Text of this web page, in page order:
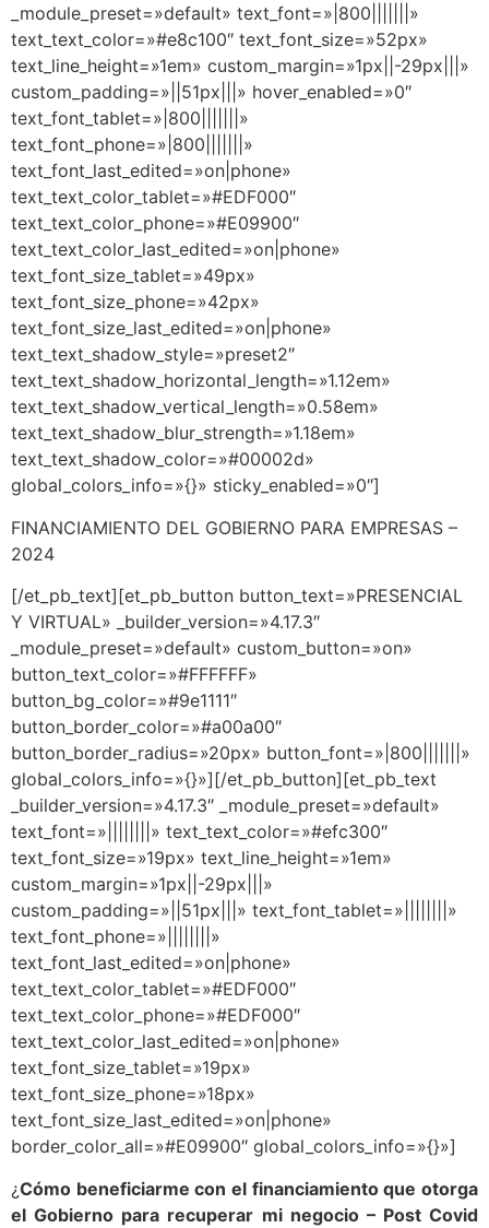
_module_preset=»default» text_font=»|800|||||||»
text_text_color=»#e8c100″ text_font_size=»52px»
text_line_height=»1em» custom_margin=»1px||-29px|||»
custom_padding=»||51px|||» hover_enabled=»0″
text_font_tablet=»|800|||||||»
text_font_phone=»|800|||||||»
text_font_last_edited=»on|phone»
text_text_color_tablet=»#EDF000″
text_text_color_phone=»#E09900″
text_text_color_last_edited=»on|phone»
text_font_size_tablet=»49px»
text_font_size_phone=»42px»
text_font_size_last_edited=»on|phone»
text_text_shadow_style=»preset2″
text_text_shadow_horizontal_length=»1.12em»
text_text_shadow_vertical_length=»0.58em»
text_text_shadow_blur_strength=»1.18em»
text_text_shadow_color=»#00002d»
global_colors_info=»{}» sticky_enabled=»0″]
FINANCIAMIENTO DEL GOBIERNO PARA EMPRESAS –
2024
[/et_pb_text][et_pb_button button_text=»PRESENCIAL
Y VIRTUAL» _builder_version=»4.17.3″
_module_preset=»default» custom_button=»on»
button_text_color=»#FFFFFF»
button_bg_color=»#9e1111″
button_border_color=»#a00a00″
button_border_radius=»20px» button_font=»|800|||||||»
global_colors_info=»{}»][/et_pb_button][et_pb_text
_builder_version=»4.17.3″ _module_preset=»default»
text_font=»||||||||» text_text_color=»#efc300″
text_font_size=»19px» text_line_height=»1em»
custom_margin=»1px||-29px|||»
custom_padding=»||51px|||» text_font_tablet=»||||||||»
text_font_phone=»||||||||»
text_font_last_edited=»on|phone»
text_text_color_tablet=»#EDF000″
text_text_color_phone=»#EDF000″
text_text_color_last_edited=»on|phone»
text_font_size_tablet=»19px»
text_font_size_phone=»18px»
text_font_size_last_edited=»on|phone»
border_color_all=»#E09900″ global_colors_info=»{}»]
¿Cómo beneficiarme con el financiamiento que otorga
el Gobierno para recuperar mi negocio – Post Covid